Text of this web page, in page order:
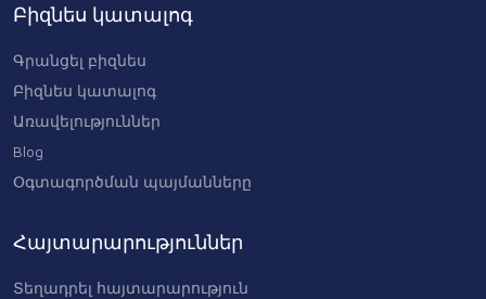
Բիզնես կատալոգ
Գրանցել բիզնես
Բիզնես կատալոգ
Առավելություններ
Blog
Օգտագործման պայմանները
Հայտարարություններ
Տեղադրել հայտարարություն